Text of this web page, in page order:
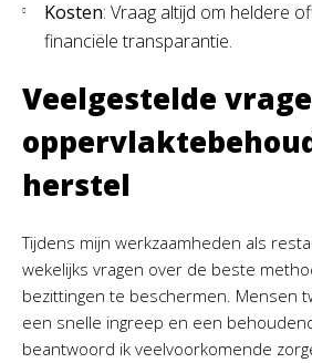
Kosten: Vraag altijd om heldere
financiële transparantie.
Veelgestelde
herstel
Tijdens mijn werkzaamheden als
wekelijks vragen over de beste
bezittingen te beschermen. Mensen
een snelle ingreep en een
beantwoord ik veelvoorkomende